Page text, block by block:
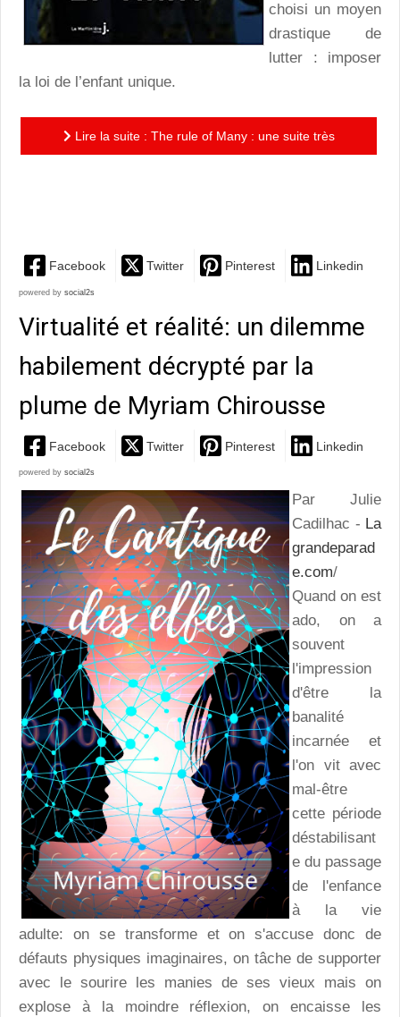
choisi un moyen
drastique de
lutter : imposer
la loi de l’enfant unique.
Lire la suite : The rule of Many : une suite très
Facebook Twitter Pinterest Linkedin
powered by social2s
Virtualité et réalité: un dilemme
habilement décrypté par la
Facebook Twitter Pinterest Linkedin
powered by social2s
Par Julie
Cadilhac - La
grandeparad
e.com/
Quand on est
ado, on a
souvent
l'impression
d'être la
banalité
incarnée et
l'on vit avec
mal-être
cette période
déstabilisant
e du passage
de l'enfance
à la vie
adulte: on se transforme et on s'accuse donc de
défauts physiques imaginaires, on tâche de supporter
avec le sourire les manies de ses vieux mais on
explose à la moindre réflexion, on encaisse les